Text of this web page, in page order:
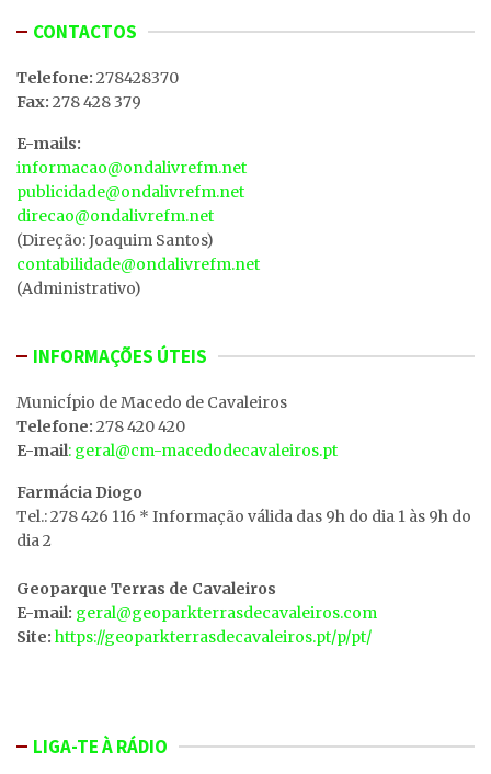
CONTACTOS
Telefone: 278428370
Fax: 278 428 379
E-mails:
informacao@ondalivrefm.net
publicidade@ondalivrefm.net
direcao@ondalivrefm.net
(Direção: Joaquim Santos)
contabilidade@ondalivrefm.net
(Administrativo)
INFORMAÇÕES ÚTEIS
MunicÍpio de Macedo de Cavaleiros
Telefone: 278 420 420
E-mail: geral@cm-macedodecavaleiros.pt
Farmácia Diogo
Tel.: 278 426 116 * Informação válida das 9h do dia 1 às 9h do
dia 2
Geoparque Terras de Cavaleiros
E-mail: geral@geoparkterrasdecavaleiros.com
Site: https://geoparkterrasdecavaleiros.pt/p/pt/
LIGA-TE À RÁDIO